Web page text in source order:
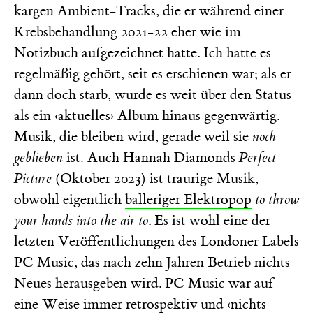
kargen Ambient-Tracks, die er während einer
Krebsbehandlung 2021-22 eher wie im
Notizbuch aufgezeichnet hatte. Ich hatte es
regelmäßig gehört, seit es erschienen war; als er
dann doch starb, wurde es weit über den Status
als ein ‹aktuelles› Album hinaus gegenwärtig.
Musik, die bleiben wird, gerade weil sie noch
geblieben ist. Auch Hannah DiamondsPerfect
Picture (Oktober 2023) ist traurige Musik,
obwohl eigentlich balleriger Elektropop to throw
your hands into the air to. Es ist wohl eine der
letzten Veröffentlichungen des Londoner Labels
PC Music, das nach zehn Jahren Betrieb nichts
Neues herausgeben wird. PC Music war auf
eine Weise immer retrospektiv und ‹nichts